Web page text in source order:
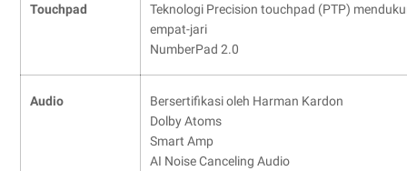
Touchpad
Teknologi Precision touchpad (PTP)
empat-jari
NumberPad 2.0
Audio
Bersertifikasi oleh Harman Kardon
Dolby Atoms
Smart Amp
AI Noise Canceling Audio